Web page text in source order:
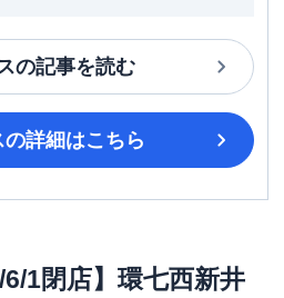
の記事を読む
の詳細はこちら
6/1閉店】環七西新井